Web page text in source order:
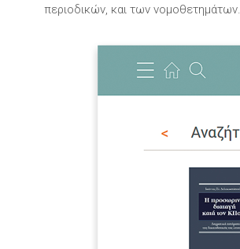
περιοδικών, και των νομοθετημάτων.